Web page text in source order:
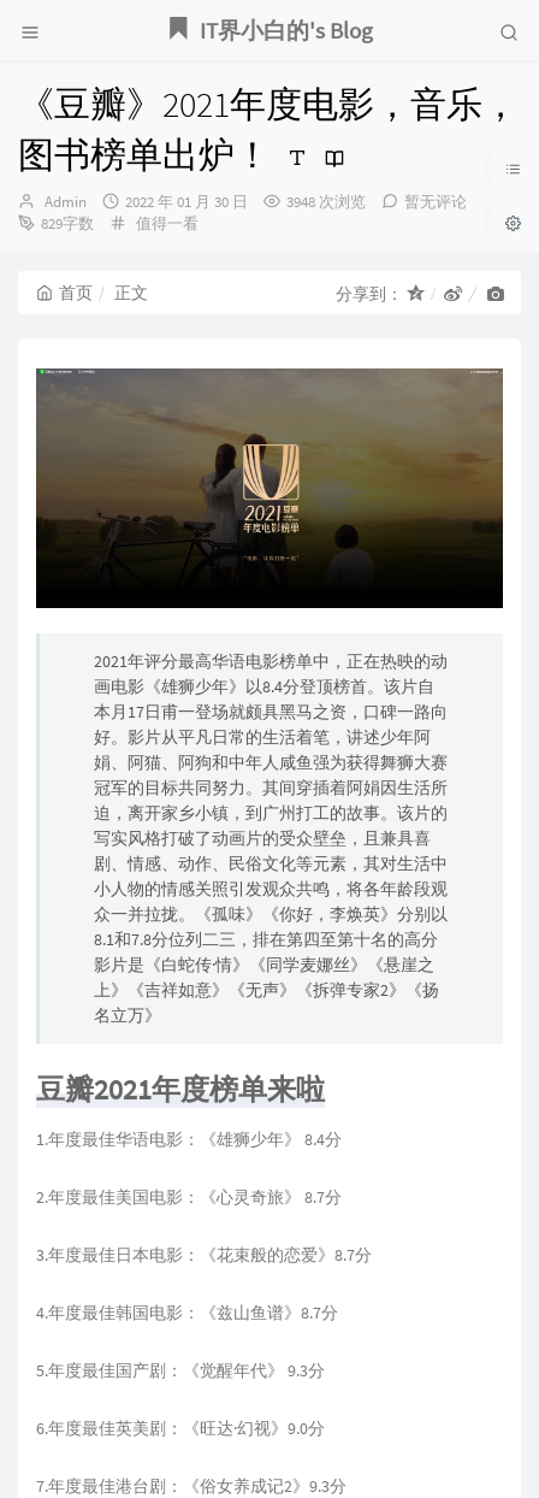
IT界小白的's Blog
《豆瓣》2021年度电影，音乐，
图书榜单出炉！
博
主：
Admin
发
布
2022 年 01 月 30 日 3948 次浏览
暂无评论
829字数
分
值得一看
首页 正文 分享到：
2021年评分最高华语电影榜单中，正在热映的动
画电影《雄狮少年》以8.4分登顶榜首。该片自
本月17日甫一登场就颇具黑马之资，口碑一路向
好。影片从平凡日常的生活着笔，讲述少年阿
娟、阿猫、阿狗和中年人咸鱼强为获得舞狮大赛
冠军的目标共同努力。其间穿插着阿娟因生活所
迫，离开家乡小镇，到广州打工的故事。该片的
写实风格打破了动画片的受众壁垒，且兼具喜
剧、情感、动作、民俗文化等元素，其对生活中
小人物的情感关照引发观众共鸣，将各年龄段观
众一并拉拢。《孤味》《你好，李焕英》分别以
8.1和7.8分位列二三，排在第四至第十名的高分
影片是《白蛇传·情》《同学麦娜丝》《悬崖之
上》《吉祥如意》《无声》《拆弹专家2》《扬
名立万》
豆瓣2021年度榜单来啦
1.年度最佳华语电影：《雄狮少年》 8.4分
2.年度最佳美国电影：《心灵奇旅》 8.7分
3.年度最佳日本电影：《花束般的恋爱》8.7分
4.年度最佳韩国电影：《兹山鱼谱》8.7分
5.年度最佳国产剧：《觉醒年代》 9.3分
6.年度最佳英美剧：《旺达·幻视》9.0分
7.年度最佳港台剧：《俗女养成记2》9.3分